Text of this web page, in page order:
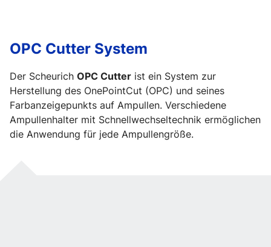
OPC Cutter System
Der Scheurich OPC Cutter ist ein System zur
Herstellung des OnePointCut (OPC) und seines
Farbanzeigepunkts auf Ampullen. Verschiedene
Ampullenhalter mit Schnellwechseltechnik ermöglichen
die Anwendung für jede Ampullengröße.